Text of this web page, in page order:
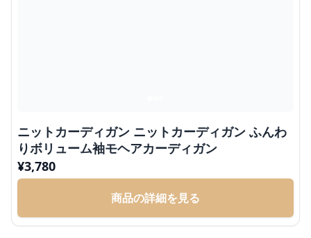
ニットカーディガン ニットカーディガン ふんわ
りボリューム袖モヘアカーディガン
¥3,780
商品の詳細を見る